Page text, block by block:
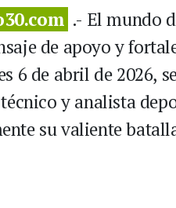
.- El mundo
de apoyo y
6 de abril de 2026,
y analista
su valiente